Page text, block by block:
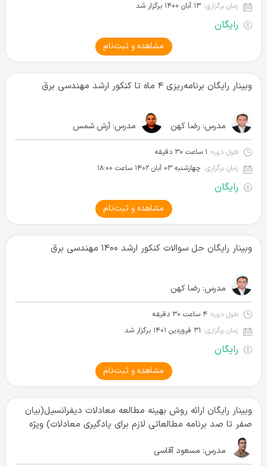
زمان برگزاری: ۱۳ آبان ۱۴۰۰ برگزار شد
رایگان
مشاهده و ثبت‌نام
وبینار رایگان برنامه‌ریزی ۴ ماه تا کنکور ارشد مهندسی برق
مدرس: رضا کهن مدرس: آرش شمس
طول دوره: ۱ ساعت ۳۰ دقیقه
زمان برگزاری: چهارشنبه ۰۳ آبان ۱۴۰۲‌ ساعت ۱۸:۰۰
رایگان
مشاهده و ثبت‌نام
وبینار رایگان حل سوالات کنکور ارشد ۱۴۰۰ مهندسی برق
مدرس: رضا کهن
طول دوره: ۴ ساعت ۳۰ دقیقه
زمان برگزاری: ۳۱ فروردین ۱۴۰۱ برگزار شد
رایگان
مشاهده و ثبت‌نام
وبینار رایگان ارائه روش بهینه مطالعه معادلات دیفرانسیل(بیان
صفر تا صد برنامه مطالعاتی لازم برای یادگیری معادلات) ویژه
مهندسی پزشکی، ریاضی، نقشه برداری و ...
مدرس: مسعود آقاسی